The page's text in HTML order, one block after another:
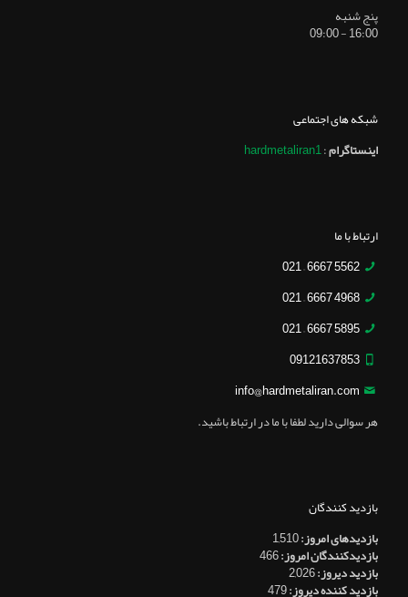
پنج شنبه
16:00 - 09:00
شبکه های اجتماعی
اینستاگرام:
hardmetaliran1
ارتباط با ما
5562 6667 – 021
4968 6667 – 021
5895 6667 – 021
09121637853
info@hardmetaliran.com
هر سوالی دارید لطفا با ما در ارتباط باشید.
بازدید کنندگان
بازدیدهای امروز:1,510
بازدیدکنندگان امروز:466
بازدید دیروز:2,026
بازدید کننده دیروز:479